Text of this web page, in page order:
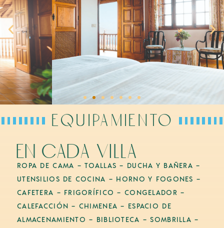
equipamiento
en cada villa
ROPA DE CAMA – TOALLAS – DUCHA Y BAÑERA –
UTENSILIOS DE COCINA – HORNO Y FOGONES –
CAFETERA – FRIGORÍFICO – CONGELADOR –
CALEFACCIÓN – CHIMENEA – ESPACIO DE
ALMACENAMIENTO – BIBLIOTECA – SOMBRILLA –